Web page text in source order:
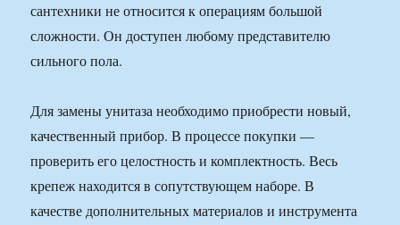
сантехники не относится к операциям большой
сложности. Он доступен любому представителю
сильного пола.
Для замены унитаза необходимо приобрести новый,
качественный прибор. В процессе покупки —
проверить его целостность и комплектность. Весь
крепеж находится в сопутствующем наборе. В
качестве дополнительных материалов и инструмента